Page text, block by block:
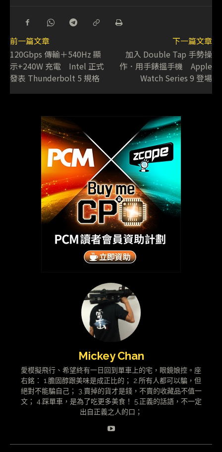
前一篇文章
120Gbps 傳輸＋540Hz 顯
示+240W 充電 Intel 正式
發表 Thunderbolt 5 規格
下一篇文章
加入 Double Tap 手勢操
作．用手錶搵手機 Apple
Watch Series 9 登場
Mickey Chan
愛模擬飛行、希望終有一日回到單車上的宅，眼鏡娘控。座
右銘： 1.膽固醇跟美味是成正比的； 2.所有人都可以騙，但
絕對不能騙自己； 3.賣掉的貨才是錢，不賣的收藏品不值一
文； 4.踩單車，是為了吃更多美食！ 5.正義的話語，不一定
出自正義之人的口；